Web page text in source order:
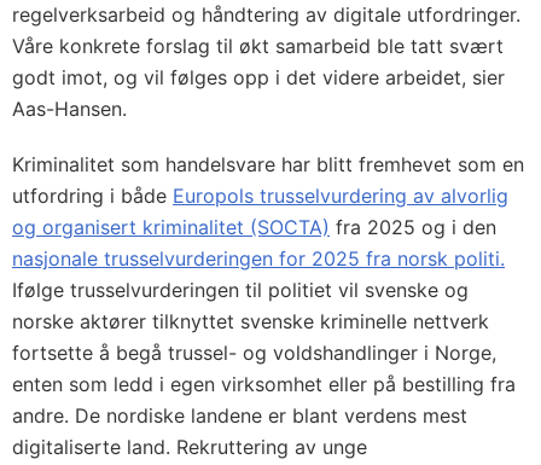
regelverksarbeid og håndtering av digitale utfordringer.
Våre konkrete forslag til økt samarbeid ble tatt svært
godt imot, og vil følges opp i det videre arbeidet, sier
Aas-Hansen.
Kriminalitet som handelsvare har blitt fremhevet som en
utfordring i både Europols trusselvurdering av alvorlig
og organisert kriminalitet (SOCTA) fra 2025 og i den
nasjonale trusselvurderingen for 2025 fra norsk politi.
Ifølge trusselvurderingen til politiet vil svenske og
norske aktører tilknyttet svenske kriminelle nettverk
fortsette å begå trussel- og voldshandlinger i Norge,
enten som ledd i egen virksomhet eller på bestilling fra
andre. De nordiske landene er blant verdens mest
digitaliserte land. Rekruttering av unge